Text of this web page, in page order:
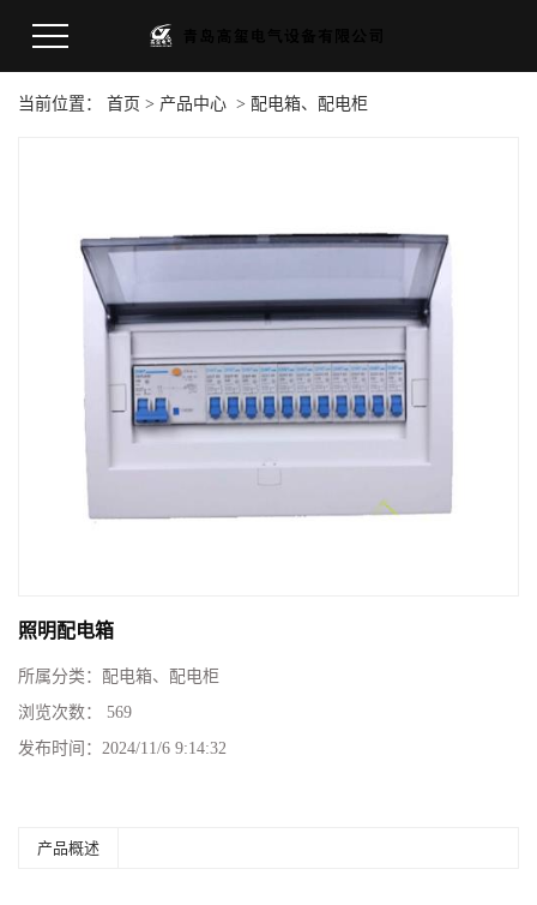
当前位置： 首页 > 产品中心 > 配电箱、配电柜
照明配电箱
所属分类： 配电箱、配电柜
浏览次数：
569
发布时间： 2024/11/6 9:14:32
产品概述